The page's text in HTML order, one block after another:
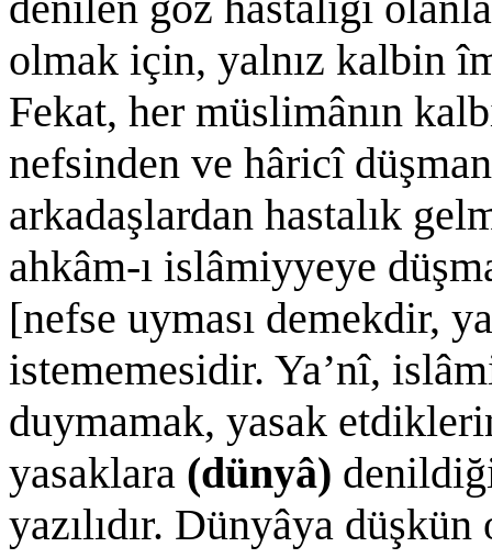
olmak için, yalnız kalbin
Fekat, her müslimânın
nefsinden ve hâricî
arkadaşlardan hastalık
ahkâm-ı islâmiyyeye
[nefse uyması demekdir,
istememesidir. Ya’nî,
duymamak, yasak
yasaklara (dünyâ)
yazılıdır. Dünyâya